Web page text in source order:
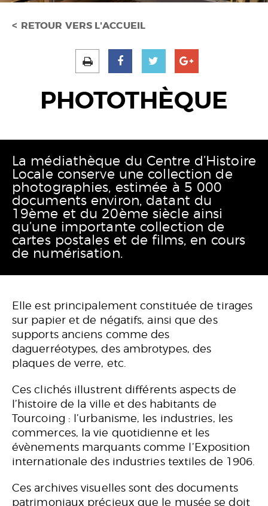
RETOUR VERS L'ACCUEIL
PHOTOTHÈQUE
La médiathèque du Centre d’Histoire
Locale conserve une collection de
photographies, estimée à 5 000
documents environ, datant du
19ème et du 20ème siècle ainsi
qu’une importante collection de
cartes postales et de films, en cours
de numérisation.
Elle est principalement constituée de tirages
sur papier et de négatifs, ainsi que des
supports anciens comme des
daguerréotypes, des ambrotypes, des
plaques de verre, etc.
Ces clichés illustrent différents aspects de
l’histoire de la ville et des habitants de
Tourcoing : l’urbanisme, les industries, les
commerces, la vie quotidienne et les
évènements marquants comme l’Exposition
internationale des industries textiles de 1906.
Ces archives visuelles sont des documents
patrimoniaux précieux que le musée se doit